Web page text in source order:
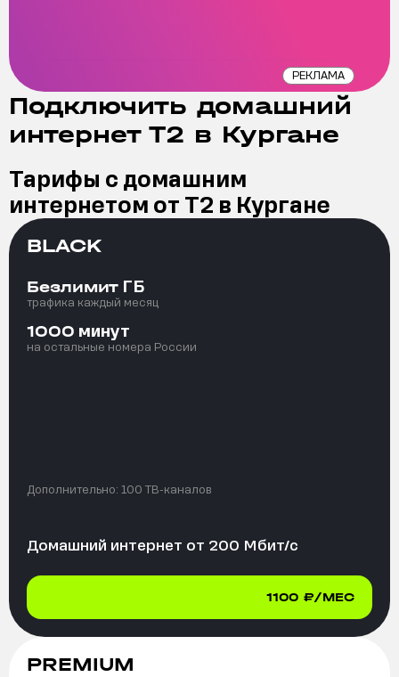
РЕКЛАМА
Подключить домашний
интернет Т2 в Кургане
Тарифы с домашним
интернетом от Т2 в Кургане
BLACK
Безлимит ГБ
трафика каждый месяц
1000 минут
на остальные номера России
Дополнительно: 100 ТВ-каналов
Домашний интернет от 200 Мбит/с
1100 ₽/МЕС
PREMIUM